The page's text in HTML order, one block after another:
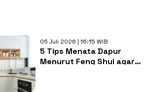
05 Juli 2026 | 16:15 WIB
5 Tips Menata Dapur
Menurut Feng Shui agar